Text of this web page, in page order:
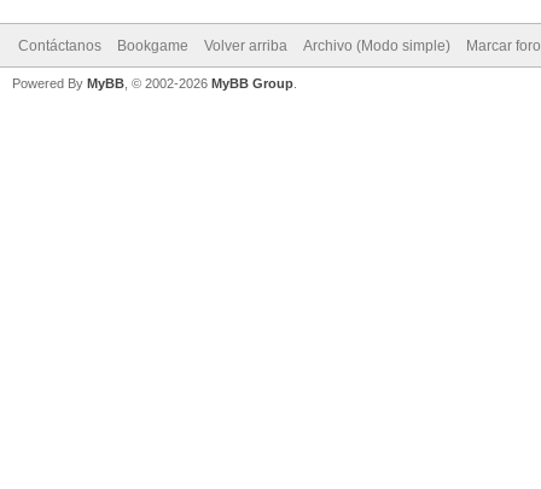
Contáctanos Bookgame Volver arriba Archivo (Modo simple) Marcar
Powered By MyBB , © 2002-2026 MyBB Group